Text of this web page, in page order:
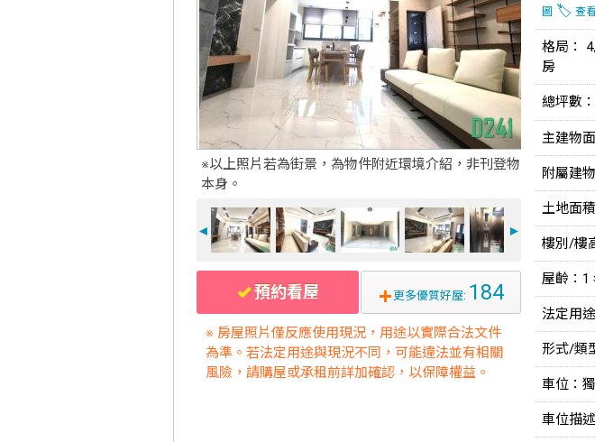
※以上照片若為街景，為物件附近環境介紹，非刊登物
本身。
◄ ►
預約看屋 更多優質好屋: 184
※ 房屋照片僅反應使用現況，用途以實際合法文件
為準。若法定用途與現況不同，可能違法並有相關
風險，請購屋或承租前詳加確認，以保障權益。
圖 🏷️ 查
格局：
房
總坪數
主建物
附屬建
土地面
樓別/樓
屋齡：1
法定用
形式/類
車位：
車位描